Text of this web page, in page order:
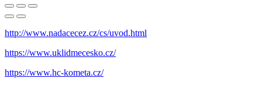
http://www.nadacecez.cz/cs/uvod.html
https://www.uklidmecesko.cz/
https://www.hc-kometa.cz/